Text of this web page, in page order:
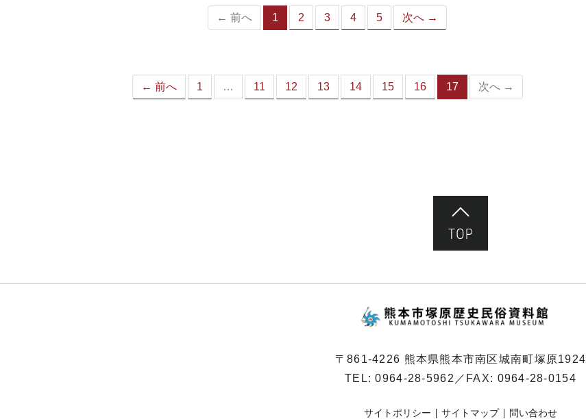
← 前へ 1
（こ
ジ）
2 3 4 5 次へ →
← 前へ 1 … 11 12 13 14 15 16 17
（こ次へ →
〒861-4226 熊本県熊本市南区城南町塚原1924
TEL:0964-28-5962 ／FAX: 0964-28-0154
サイトポリシー サイトマップ 問い合わせ